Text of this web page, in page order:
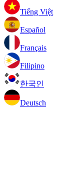
Tiếng Việt
Español
Français
Filipino
한국인
Deutsch